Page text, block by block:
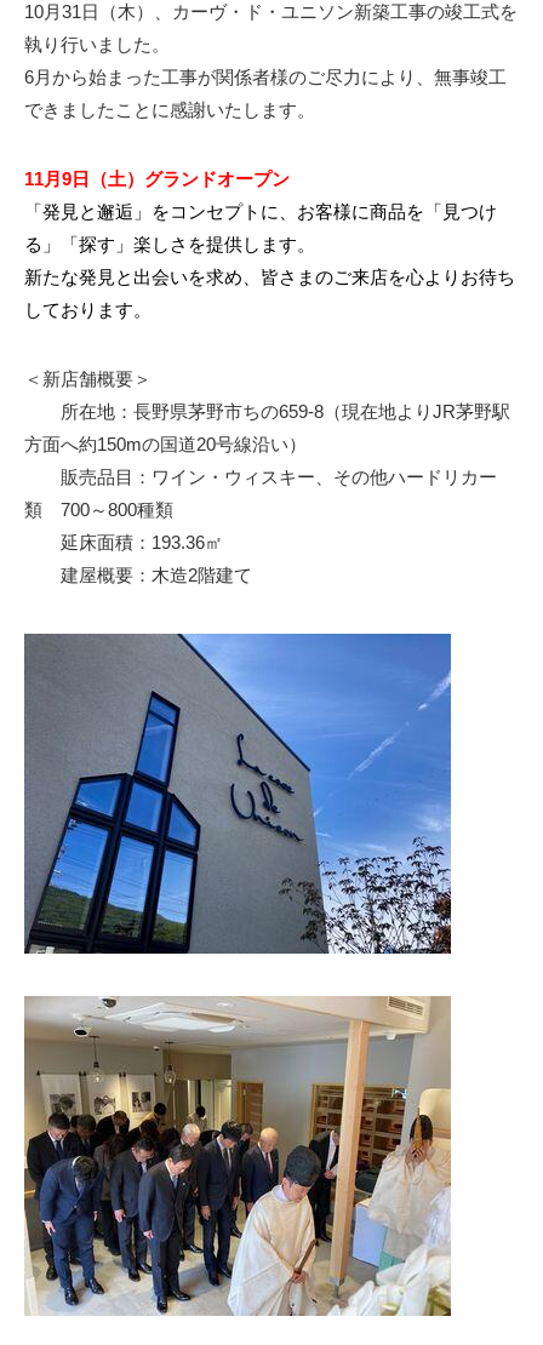
10月31日（木）、カーヴ・ド・ユニソン新築工事の竣工式を
執り行いました。
6月から始まった工事が関係者様のご尽力により、無事竣工
できましたことに感謝いたします。
11月9日（土）グランドオープン
「発見と邂逅」をコンセプトに、お客様に商品を「見つけ
る」「探す」楽しさを提供します。
新たな発見と出会いを求め、皆さまのご来店を心よりお待ち
しております。
＜新店舗概要＞
所在地：長野県茅野市ちの659-8（現在地よりJR茅野駅
方面へ約150mの国道20号線沿い）
販売品目：ワイン・ウィスキー、その他ハードリカー
類 700～800種類
延床面積：193.36㎡
建屋概要：木造2階建て